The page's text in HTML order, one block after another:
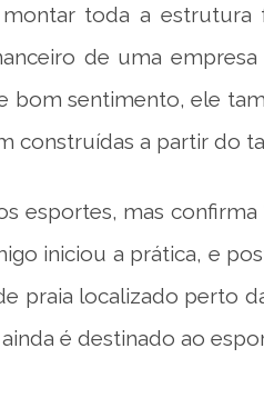
toda a
de uma
bom sentimento, ele
construídas a partir do
esportes, mas
iniciou a prática, e
praia localizado perto
é destinado ao